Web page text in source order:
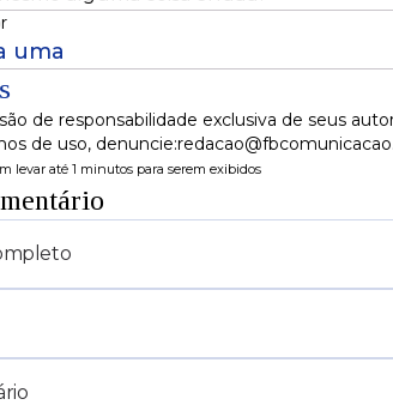
uma
de responsabilidade exclusiva de seus
de uso,
levar até 1 minutos para serem exibidos